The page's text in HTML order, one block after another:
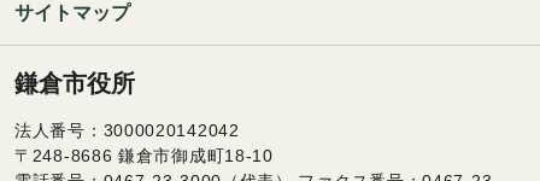
サイトマップ
鎌倉市役所
法人番号：3000020142042
〒248-8686 鎌倉市御成町18-10